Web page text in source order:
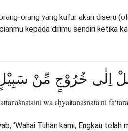
orang yang kufur akan diseru
kepada dirimu sendiri ketika
فَهَلْ اِلٰى خُرُوْجٍ مِّنْ
wa aḥyaitanaṡnataini
“Wahai Tuhan kami, Engkau